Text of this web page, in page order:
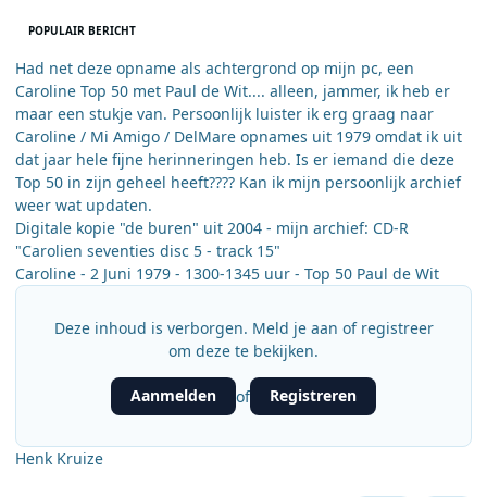
POPULAIR BERICHT
Had net deze opname als achtergrond op mijn pc, een
Caroline Top 50 met Paul de Wit.... alleen, jammer, ik heb er
maar een stukje van. Persoonlijk luister ik erg graag naar
Caroline / Mi Amigo / DelMare opnames uit 1979 omdat ik uit
dat jaar hele fijne herinneringen heb. Is er iemand die deze
Top 50 in zijn geheel heeft???? Kan ik mijn persoonlijk archief
weer wat updaten.
Digitale kopie "de buren" uit 2004 - mijn archief: CD-R
"Carolien seventies disc 5 - track 15"
Caroline - 2 Juni 1979 - 1300-1345 uur - Top 50 Paul de Wit
Deze inhoud is verborgen. Meld je aan of registreer
om deze te bekijken.
Aanmelden of Registreren
Henk Kruize